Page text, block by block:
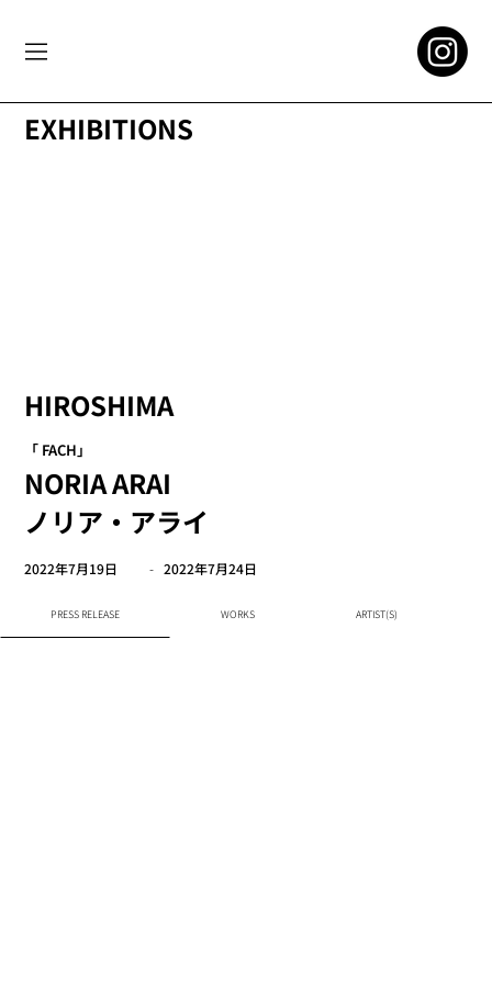
HIROSHIMA
「 FACH」
ノリア・アライ
NORIA ARAI
2022年7月19日 - 2022年7月24日
PRESS RELEASE WORKS ARTIST(S)
EXHIBITIONS